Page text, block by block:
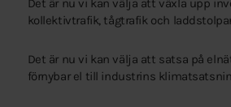
Det är nu vi kan välja att växla upp
kollektivtrafik, tågtrafik och
Det är nu vi kan välja att satsa på
förnybar el till industrins